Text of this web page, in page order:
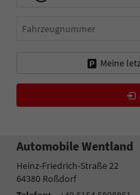
Fahrzeugnummer
Meine
Automobile Wentland
Heinz-Friedrich-Straße 22
64380 Roßdorf